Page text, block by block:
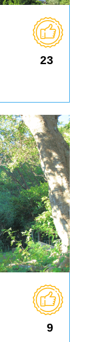
23
9